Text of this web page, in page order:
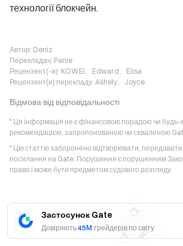
Застосунок Gate
Довіряють45M трейдерів по світу
технології блокчейн.
Автор: Deniz
Перекладач: Panie
Рецензент(-и): KOWEI、Edward、Elisa
Рецензент(и) перекладу: Ashely、Joyce
Відмова від відповідальності
* Ця інформація не є фінансовою порадою чи
рекомендацією, запропонованою чи схваленою
* Цю статтю заборонено відтворювати, передавати
посилання на Gate. Порушення є порушенням
право і може бути предметом судового розгляду.